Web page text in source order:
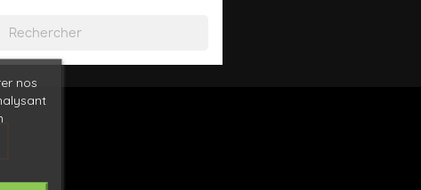
nos